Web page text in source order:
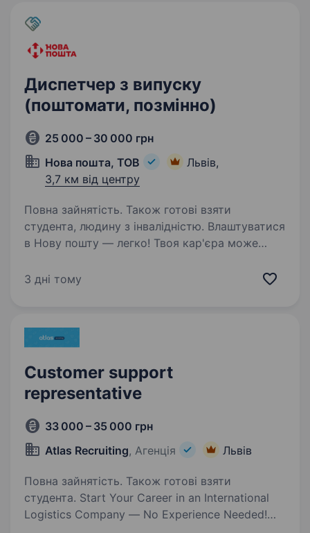
команді працюють справжні зірки
американської…
Диспетчер з випуску
(поштомати, позмінно)
25 000 – 30 000 грн
Нова пошта, ТОВ
Львів,
3,7 км від центру
Повна зайнятість. Також готові взяти
студента, людину з інвалідністю. Влаштуватися
в Нову пошту — легко! Твоя кар'єра може
ми в пошуку диспетчера з випуску
3 дні тому
Customer support
representative
33 000 – 35 000 грн
Atlas Recruiting, Агенція Львів
Повна зайнятість. Також готові взяти
студента. Start Your Career in an International
Logistics Company — No Experience Needed!